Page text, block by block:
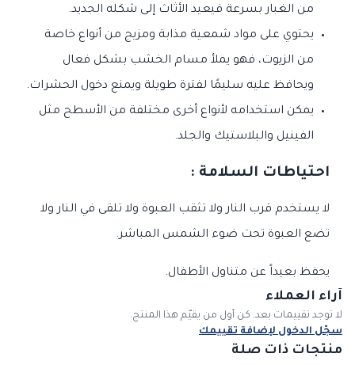
من الغبار بسرعة فيعيد الأثاث إلى شكله الجديد.
يحتوي على مواد شمعية مذابة ومزيج من أنواع خاصة
من الزيوت، فهو يملأ مسام الخشب بشكل فعال
ويحافظ عليه سليمًا لفترة طويلة ويمنع دخول الحشرات.
يمكن استخدامه لأنواع أخرى مختلفة من الأسطح مثل
الفينيل والبلاستيك والجلد.
احتياطات السلامة :
لا يستخدم قرب النار ولا تثقب العبوة ولا تلقى في النار ولا
تضع العبوة تحت ضوء الشمس المباشر.
يحفظ بعيداً عن متناول الأطفال.
آراء العملاء
لا توجد تقييمات بعد. كن أول من يقيّم هذا المنتج.
سجّل الدخول لإضافة تقييمك
منتجات ذات صلة